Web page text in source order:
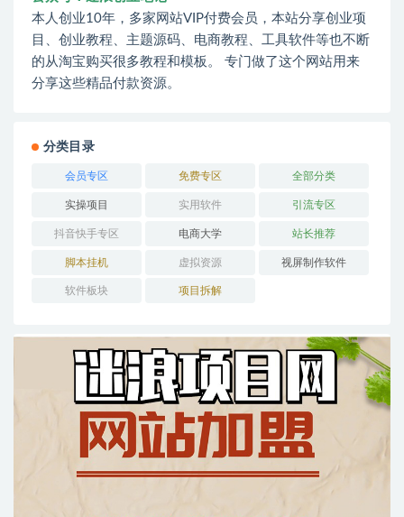
本人创业10年，多家网站VIP付费会员，本站分享创业项
目、创业教程、主题源码、电商教程、工具软件等也不断
的从淘宝购买很多教程和模板。 专门做了这个网站用来
分享这些精品付款资源。
分类目录
会员专区 免费专区 全部分类
实操项目 实用软件 引流专区
抖音快手专区 电商大学 站长推荐
脚本挂机 虚拟资源 视屏制作软件
软件板块 项目拆解